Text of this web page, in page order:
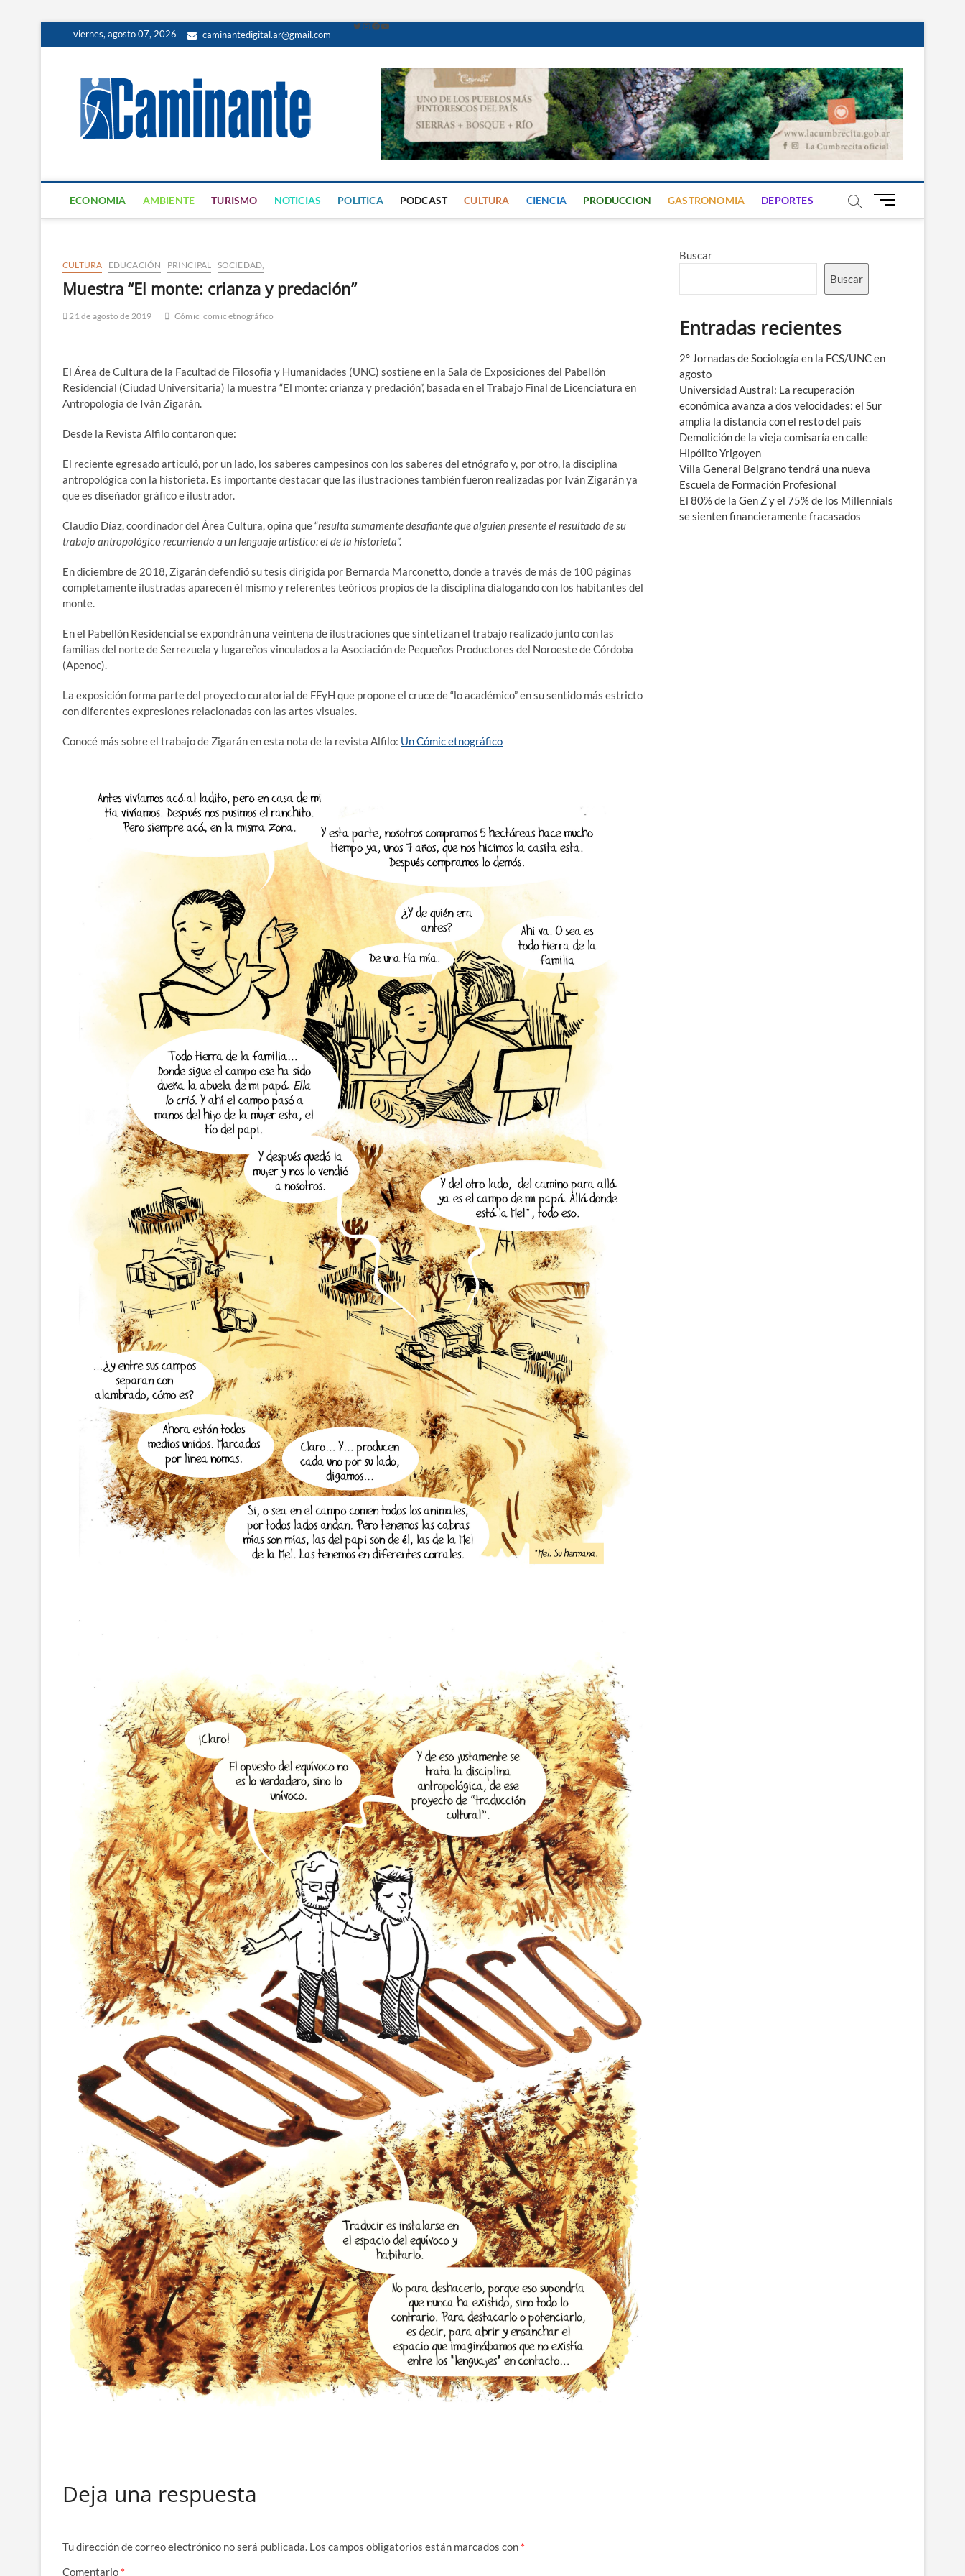
viernes, agosto 07, 2026 caminantedigital.ar@gmail.com
Caminante Digital
PERIÓDICO DIGITAL DEL VALLE DE CALAMUCHITA
ECONOMIA AMBIENTE TURISMO NOTICIAS POLITICA PODCAST CULTURA CIENCIA PRODUCCION GASTRONOMIA DEPORTES
B
ú
CULTURA EDUCACIÓN PRINCIPAL SOCIEDAD,
Muestra “El monte: crianza y predación”
21 de agosto de 2019 Cómic comic etnográfico
El Área de Cultura de la Facultad de Filosofía y Humanidades (UNC) sostiene en la Sala de Exposiciones del Pabellón
Residencial (Ciudad Universitaria) la muestra “El monte: crianza y predación”, basada en el Trabajo Final de Licenciatura en
Antropología de Iván Zigarán.
Desde la Revista Alfilo contaron que:
El reciente egresado articuló, por un lado, los saberes campesinos con los saberes del etnógrafo y, por otro, la disciplina
antropológica con la historieta. Es importante destacar que las ilustraciones también fueron realizadas por Iván Zigarán ya
que es diseñador gráfico e ilustrador.
Claudio Díaz, coordinador del Área Cultura, opina que “resulta sumamente desafiante que alguien presente el resultado de su
trabajo antropológico recurriendo a un lenguaje artístico: el de la historieta”.
En diciembre de 2018, Zigarán defendió su tesis dirigida por Bernarda Marconetto, donde a través de más de 100 páginas
completamente ilustradas aparecen él mismo y referentes teóricos propios de la disciplina dialogando con los habitantes del
monte.
En el Pabellón Residencial se expondrán una veintena de ilustraciones que sintetizan el trabajo realizado junto con las
familias del norte de Serrezuela y lugareños vinculados a la Asociación de Pequeños Productores del Noroeste de Córdoba
(Apenoc).
La exposición forma parte del proyecto curatorial de FFyH que propone el cruce de “lo académico” en su sentido más estricto
con diferentes expresiones relacionadas con las artes visuales.
Conocé más sobre el trabajo de Zigarán en esta nota de la revista Alfilo: Un Cómic etnográfico
Deja una respuesta
Tu dirección de correo electrónico no será publicada. Los campos obligatorios están marcados con *
Comentario *
Buscar
Buscar
Entradas recientes
2° Jornadas de Sociología en la FCS/UNC en
agosto
Universidad Austral: La recuperación
económica avanza a dos velocidades: el Sur
amplía la distancia con el resto del país
Demolición de la vieja comisaría en calle
Hipólito Yrigoyen
Villa General Belgrano tendrá una nueva
Escuela de Formación Profesional
El 80% de la Gen Z y el 75% de los Millennials
se sienten financieramente fracasados